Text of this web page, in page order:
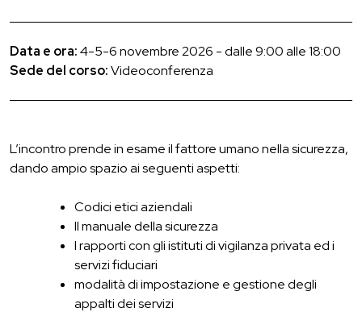
Data e ora:4-5-6 novembre 2026 - dalle 9:00 alle 18:00
Sede del corso:Videoconferenza
L’incontro prende in esame il fattore umano nella sicurezza,
dando ampio spazio ai seguenti aspetti:
Codici etici aziendali
Il manuale della sicurezza
I rapporti con gli istituti di vigilanza privata ed i
servizi fiduciari
modalità di impostazione e gestione degli
appalti dei servizi